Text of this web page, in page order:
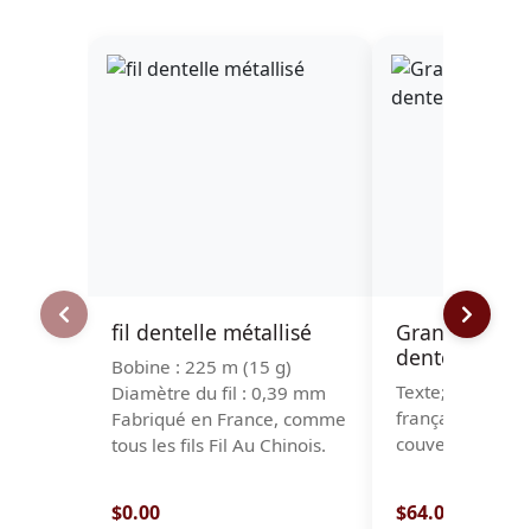
fil dentelle métallisé
Bobine : 225 m (15 g)
Diamètre du fil : 0,39 mm
Fabriqué en France, comme
tous les fils Fil Au Chinois.
$0.00
Granny
dentelle à
Texte;
français 88
couverture
$64.00